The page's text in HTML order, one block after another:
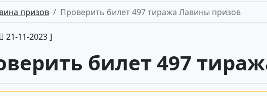
призов Проверить билет 497 тиража Лавины призов
21-11-2023 ]
билет 497